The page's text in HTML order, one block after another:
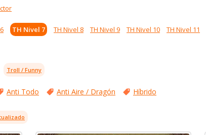
TH Nivel 7 TH Nivel 8 TH Nivel 9 TH Nivel 10 TH Nivel 11
Troll / Funny
Anti Todo Anti Aire / Dragón Híbrido